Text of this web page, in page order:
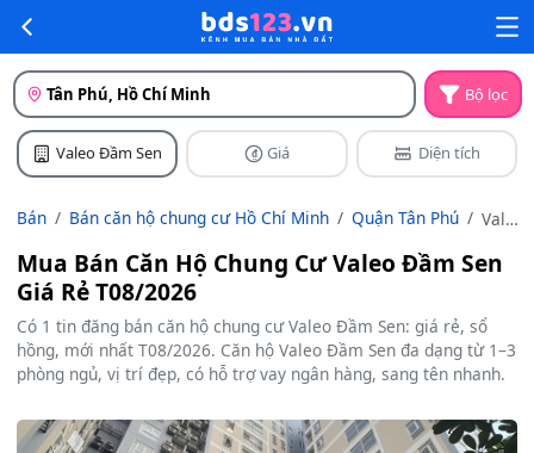
Tân Phú, Hồ Chí Minh Bộ lọc
Valeo Đầm Sen Giá Diện tích
Bán Bán căn hộ chung cư Hồ Chí Minh Quận Tân Phú
Valeo
Sen
Mua Bán Căn Hộ Chung Cư Valeo Đầm Sen
Giá Rẻ T08/2026
Có 1 tin đăng bán căn hộ chung cư Valeo Đầm Sen: giá rẻ, sổ
hồng, mới nhất T08/2026. Căn hộ Valeo Đầm Sen đa dạng từ 1–3
phòng ngủ, vị trí đẹp, có hỗ trợ vay ngân hàng, sang tên nhanh.